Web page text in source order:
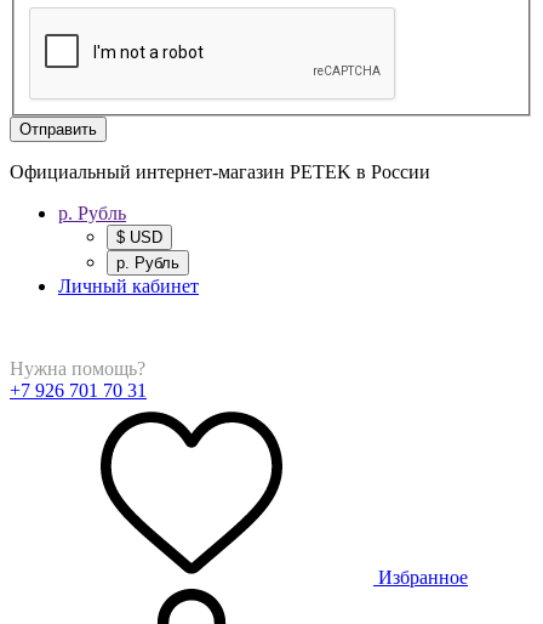
Отправить
Официальный интернет-магазин PETEK в России
р. Рубль
$ USD
р. Рубль
Личный кабинет
Нужна помощь?
+7 926 701 70 31
Избранное